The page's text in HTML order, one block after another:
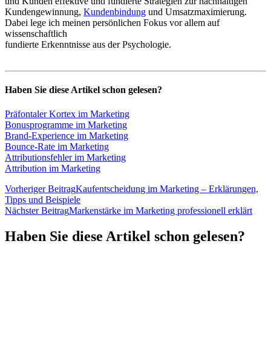
Kundengewinnung, Kundenbindung und Umsatzmaximierung.
Dabei lege ich meinen persönlichen Fokus vor allem auf
wissenschaftlich
fundierte Erkenntnisse aus der Psychologie.
Haben Sie diese Artikel schon gelesen?
Präfontaler Kortex im Marketing
Bonusprogramme im Marketing
Brand-Experience im Marketing
Bounce-Rate im Marketing
Attributionsfehler im Marketing
Attribution im Marketing
Vorheriger BeitragKaufentscheidung im Marketing – Erklärungen,
Tipps und Beispiele
Nächster BeitragMarkenstärke im Marketing professionell erklärt
Haben Sie diese Artikel schon gelesen?